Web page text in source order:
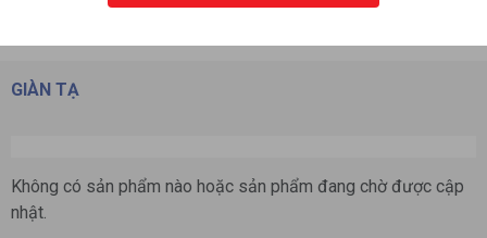
GIÀN TẠ
Không có sản phẩm nào hoặc sản phẩm đang chờ được cập
nhật.